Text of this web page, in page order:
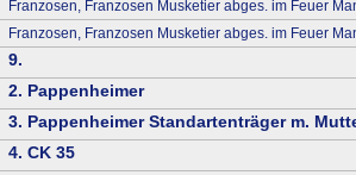
Franzosen, Franzosen Musketier abges. im Feuer
Franzosen, Franzosen Musketier abges. im Feuer
9.
2. Pappenheimer
3. Pappenheimer Standartenträger m.
4. CK 35